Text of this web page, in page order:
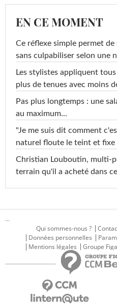
EN CE MOMENT
Ce réflexe simple permet
sans culpabiliser selon une
Les stylistes appliquent
plus de tenues avec moins
Pas plus longtemps : une
au maximum...
"Je me suis dit comment
naturel floute le teint et fixe
Christian Louboutin, multi-
terrain qu'il a acheté dans
...
Qui sommes-nous ?
Données personnelles
Mentions légales
Groupe